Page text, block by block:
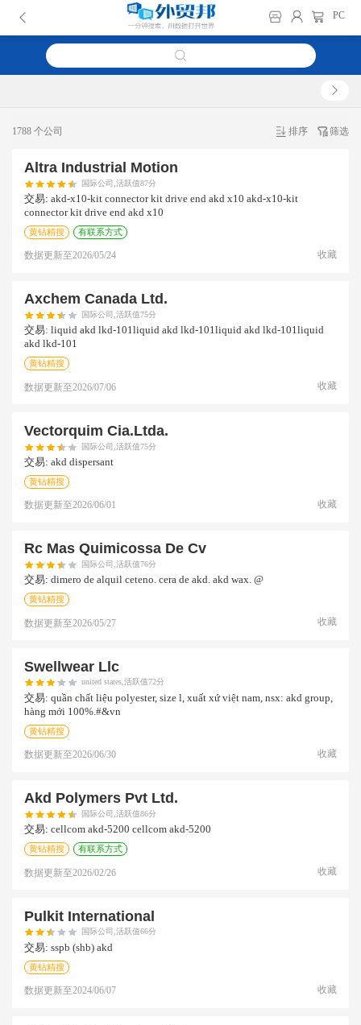
PC
1788 个公司 排序 筛选
Altra Industrial Motion
国际公司,活跃值87分
交易: akd-x10-kit connector kit drive end akd x10 akd-x10-kit
connector kit drive end akd x10
黄钻精搜 有联系方式
数据更新至2026/05/24 收藏
Axchem Canada Ltd.
国际公司,活跃值75分
交易: liquid akd lkd-101liquid akd lkd-101liquid akd lkd-101liquid
akd lkd-101
黄钻精搜
数据更新至2026/07/06 收藏
Vectorquim Cia.ltda.
国际公司,活跃值75分
交易: akd dispersant
黄钻精搜
数据更新至2026/06/01 收藏
Rc Mas Quimicossa De Cv
国际公司,活跃值76分
交易: dimero de alquil ceteno. cera de akd. akd wax. @
黄钻精搜
数据更新至2026/05/27 收藏
Swellwear Llc
united states,活跃值72分
交易: quần chất liệu polyester, size l, xuất xứ việt nam, nsx: akd group,
hàng mới 100%.#&vn
黄钻精搜
数据更新至2026/06/30 收藏
Akd Polymers Pvt Ltd.
国际公司,活跃值86分
交易: cellcom akd-5200 cellcom akd-5200
黄钻精搜 有联系方式
数据更新至2026/02/26 收藏
Pulkit International
国际公司,活跃值66分
交易: sspb (shb) akd
黄钻精搜
数据更新至2024/06/07 收藏